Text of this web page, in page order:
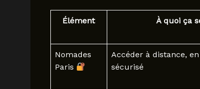
Élément À quoi ça
Nomades
Paris
Accéder à distance,
sécurisé